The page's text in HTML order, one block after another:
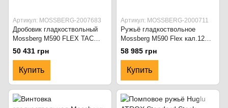
Артикул: MOSSBERG-2007683
Дробовик гладкоствольный
Mossberg M590 FLEX TAC
STK 20" Чёрный
50 431 грн
Купить
Артикул: MOSSBERG-2000711
Ружьё гладкоствольное
Mossberg M590 Flex кал.12
20" Synthetic Matte Black
58 985 грн
Купить